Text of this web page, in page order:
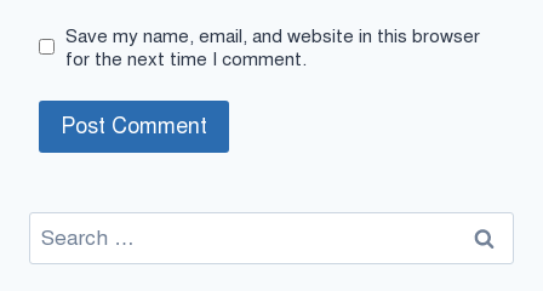
Save my name, email, and website in this browser
for the next time I comment.
Search
for: